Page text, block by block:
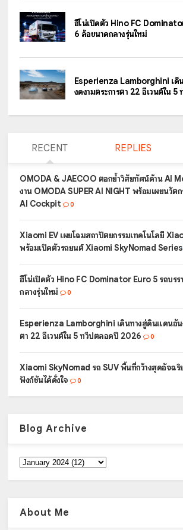
ฮีโน่เปิดตัว Hino FC
6 ล้อขนาดกลางรุ่นใหม่
Esperienza Lamborghini เดิ
งดงามตระการตา 22 อีเวนต์ใน
RECENT REPLIES
OMODA & JAECOO ตอกย้ำวิสัยทัศน์ด้าน AI
งาน OMODA SUPER AI NIGHT พร้อมเผยนวัต
AI Cockpit
0
Xiaomi EV เผยโฉมสถาปัตยกรรมเทคโนโลยี
พร้อมเปิดตัวรถยนต์ Xiaomi SkyNomad Series
ฮีโน่เปิดตัว Hino FC Dominator Euro 5 รถบร
กลางรุ่นใหม่
0
Esperienza Lamborghini เดินทางสู่ดินแดนอัน
ตา 22 อีเวนต์ใน 5 ทวีปตลอดปี 2026
0
Xiaomi SkyNomad รถ SUV พื้นที่กว้างสุดอัจฉริ
ฟังก์ชันได้ดั่งใจ
0
Blog Archive
About Me